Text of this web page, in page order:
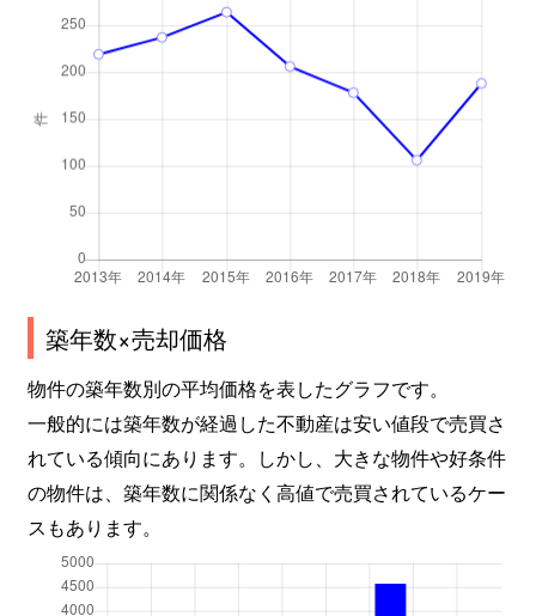
築年数×売却価格
物件の築年数別の平均価格を表したグラフです。
一般的には築年数が経過した不動産は安い値段で売買さ
れている傾向にあります。しかし、大きな物件や好条件
の物件は、築年数に関係なく高値で売買されているケー
スもあります。